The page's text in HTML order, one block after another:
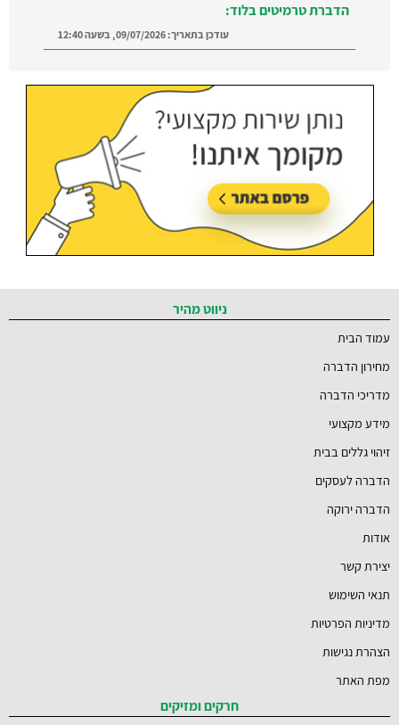
הדברת טרמיטים בלוד:
עודכן בתאריך:09/07/2026, בשעה 12:40
ברמת השרון והסביבה
עודכן בתאריך:21/07/2026, בשעה 12:58
ניווט מהיר
עמוד הבית
מחירון הדברה
מדריכי הדברה
מידע מקצועי
זיהוי גללים בבית
הדברה לעסקים
הדברה ירוקה
אודות
יצירת קשר
תנאי השימוש
מדיניות הפרטיות
הצהרת נגישות
מפת האתר
חרקים ומזיקים